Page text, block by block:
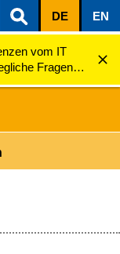
DE EN
vom IT
Fragen
Login) an